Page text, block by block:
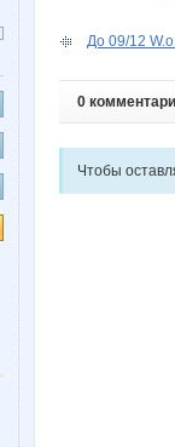
До 09/12
0
Чтобы